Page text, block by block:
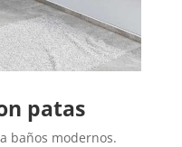
patas
baños modernos.